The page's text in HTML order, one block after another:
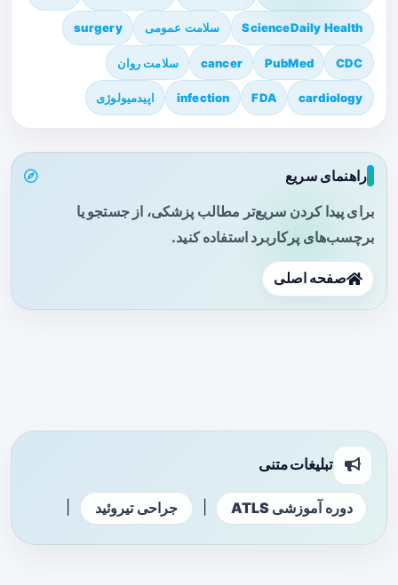
ScienceDaily Health سلامت عمومی surgery
CDC
PubMed
cancer سلامت روان
cardiology
FDA
infection اپیدمیولوژی
راهنمای سریع
برای پیدا کردن سریع‌تر مطالب پزشکی، از جستجو یا
برچسب‌های پرکاربرد استفاده کنید.
صفحه اصلی
تبلیغات متنی
دوره آموزشی ATLS جراحی تیروئید